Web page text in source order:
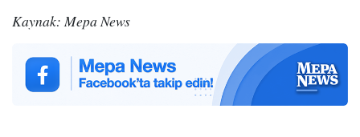
Kaynak: Mepa News